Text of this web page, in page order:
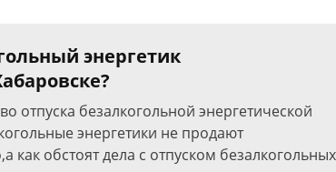
энергетик
отпуска безалкогольной энергетической
энергетики не продают
как обстоят дела с отпуском безалкогольных